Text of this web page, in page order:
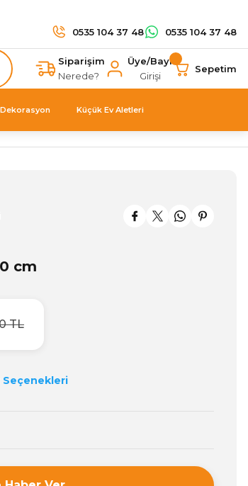
0535 104 37 48 0535 104 37 48
Siparişim
Nerede?
Üye/Bayi
Girişi
Sepetim
Dekorasyon Küçük Ev Aletleri
cm
TL
Seçenekleri